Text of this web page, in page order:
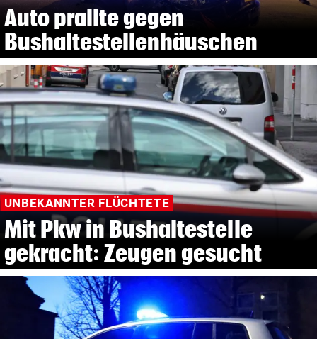
Auto prallte gegen
Bushaltestellenhäuschen
UNBEKANNTER FLÜCHTETE
Mit Pkw in Bushaltestelle
gekracht: Zeugen gesucht